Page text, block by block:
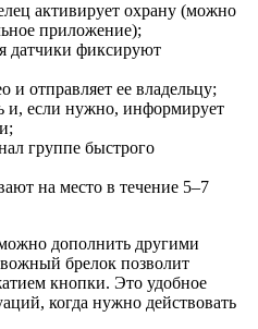
активирует охрану (можно
приложение);
датчики фиксируют
и отправляет ее владельцу;
и, если нужно, информирует
группе быстрого
на место в течение 5–7
дополнить другими
брелок позволит
кнопки. Это удобное
когда нужно действовать